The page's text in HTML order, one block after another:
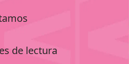
de lectura